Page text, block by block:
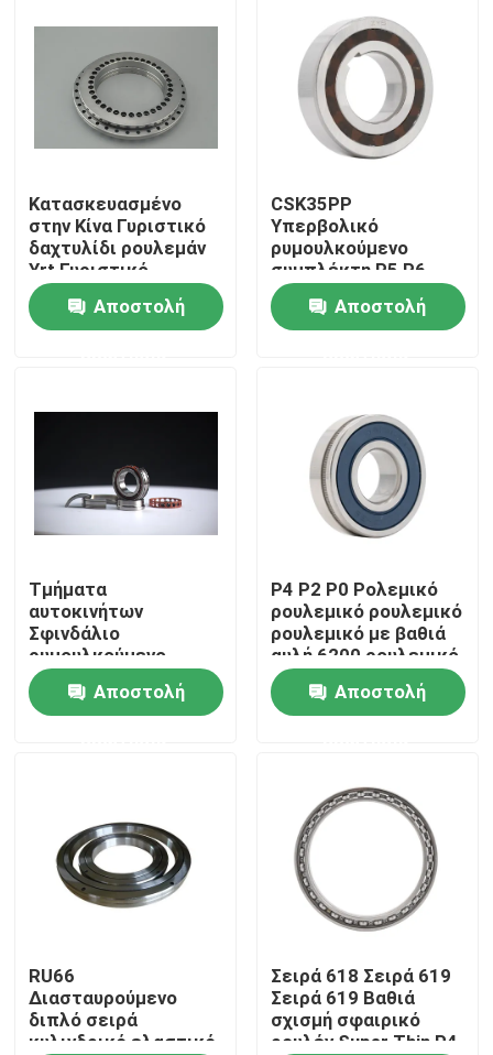
Σπίτι
Προϊόντα
Σχετικά με εμάς
Επισκέψεις στο εργοστάσιο
Επικοινωνήστε μαζί μας
Ζητήστε μια προσφορά
Βιομηχανικά αποσπώμενα
Επικάλυπτα αποσπώμενα
Κατασκευασμένο
στην Κίνα Γυριστικό
δαχτυλίδι ρουλεμάν
Yrt Γυριστικό
τραπέζι ρουλεμάν
Yrt260
Χρησιμοποιείται για
Αποστολή
CSK35PP
Υπερβολικό
ρυμουλκούμενο
συμπλέκτη Ρ5 Ρ6
Ράδιο
Ραδιοποδήματος
μονοδιάστατο
Αποστολή
Τμήματα
αυτοκινήτων
Σφινδάλιο
ρυμουλκούμενο
σφραγισμένο
γωνιακό σφαιρικό
ρυμουλκούμενο
Αποστολή
P4 P2 P0 Ρολεμικό
ρουλεμικό ρουλεμικό
ρουλεμικό με βαθιά
αυλή 6200 ρουλεμικό
με μία σειρά
Αποστολή
RU66
Διασταυρούμενο
διπλό σειρά
κυλινδρικό ελαστικό
Σειρά 618 Σειρά 619
Σειρά 619 Βαθιά
σχισμή σφαιρικό
ρουλέν Super Thin P4